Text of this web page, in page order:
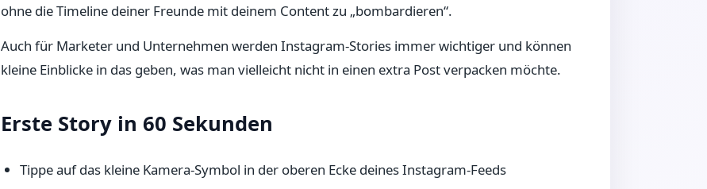
ohne die Timeline deiner Freunde mit deinem Content zu „bombardieren“.
Auch für Marketer und Unternehmen werden Instagram-Stories immer wichtiger und können
kleine Einblicke in das geben, was man vielleicht nicht in einen extra Post verpacken möchte.
Erste Story in 60 Sekunden
Tippe auf das kleine Kamera-Symbol in der oberen Ecke deines Instagram-Feeds